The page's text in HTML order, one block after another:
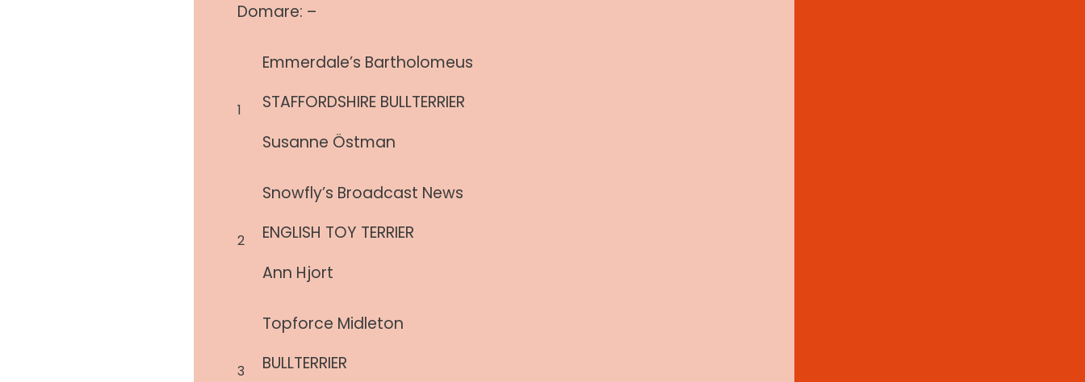
Domare: –
1
Emmerdale’s Bartholomeus
STAFFORDSHIRE BULLTERRIER
Susanne Östman
2
Snowfly’s Broadcast News
ENGLISH TOY TERRIER
Ann Hjort
3
Topforce Midleton
BULLTERRIER